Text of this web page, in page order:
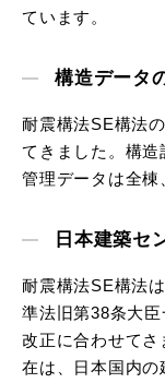
ています。
構造データ
耐震構法SE構法
てきました。構造
管理データは全棟
日本建築セ
耐震構法SE構法
準法旧第38条大
改正に合わせてさ
在は、日本国内の